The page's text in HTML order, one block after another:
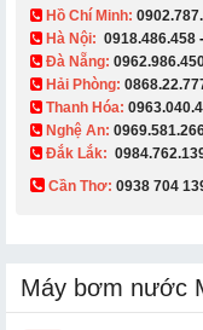
​ Hồ Chí Minh:
Hà Nội: 0918.486.458 -
Đà Nẵng:
Hải Phòng:
Thanh Hóa:
Nghệ An:
Đắk Lắk:
Cần Thơ: 0938 704
Máy bơm nước